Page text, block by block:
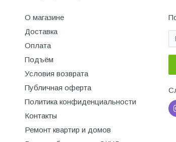
О магазине
Доставка
Оплата
Подъём
Условия возврата
Публичная оферта
Политика конфиденциальности
Контакты
Ремонт квартир и домов